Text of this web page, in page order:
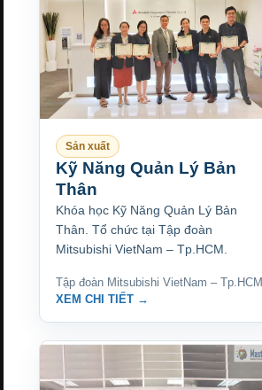
Sản xuất
Kỹ Năng Quản Lý Bản
Thân
Khóa học Kỹ Năng Quản Lý Bản
Thân. Tổ chức tại Tập đoàn
Mitsubishi VietNam – Tp.HCM.
Tập đoàn Mitsubishi VietNam – Tp.HCM
XEM CHI TIẾT →